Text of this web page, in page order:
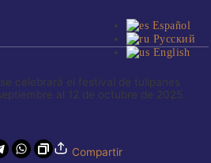
Español
Русский
English
celebrará el festival de tulipanes
al 12 de octubre de 2025.
Compartir